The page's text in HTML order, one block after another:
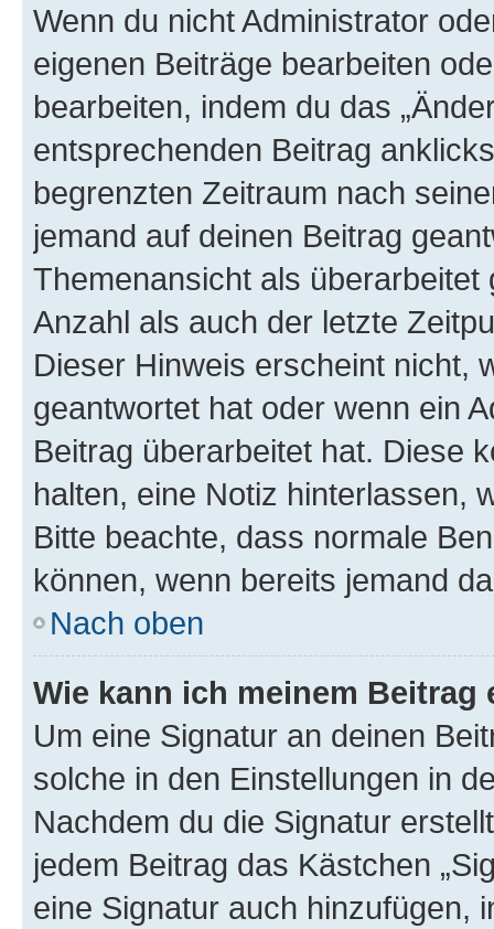
Wenn du nicht Administrator
eigenen Beiträge bearbeiten
bearbeiten, indem du das
entsprechenden Beitrag
begrenzten Zeitraum nach
jemand auf deinen Beitrag
Themenansicht als
Anzahl als auch der letzte
Dieser Hinweis erscheint nicht,
geantwortet hat oder wenn ein
Beitrag überarbeitet hat. Diese
halten, eine Notiz hinterlassen,
Bitte beachte, dass normale
können, wenn bereits jemand
Nach oben
Wie kann ich meinem
Um eine Signatur an deinen
solche in den Einstellungen in
Nachdem du die Signatur
jedem Beitrag das Kästchen
eine Signatur auch hinzufügen,